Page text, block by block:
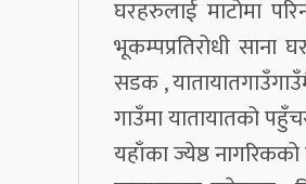
घरहरुलाई माटोमा
भूकम्पप्रतिरोधी
सडक ,
गाउँमा यातायातको
यहाँका ज्येष्ठ